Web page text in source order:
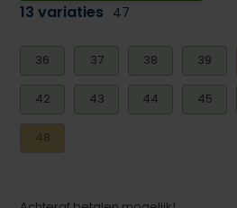
13 variaties 47
36 37 38 39
42 43 44 45
48